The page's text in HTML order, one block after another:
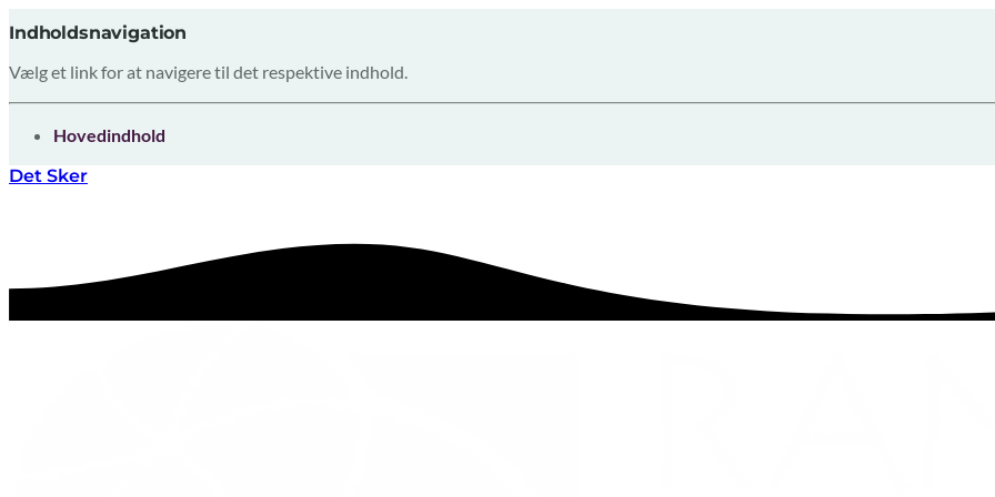
Indholdsnavigation
Vælg et link for at navigere til det respektive indhold.
gå til
Hovedindhold
Det Sker